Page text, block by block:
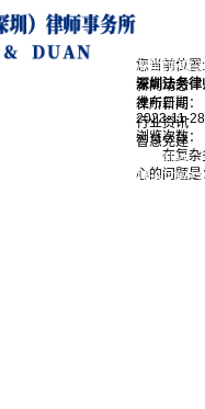
深圳段和段
新闻动态
律所新闻
行业资讯
智慧党建
业务领域
建设工程与
您当前位置:
深圳法务
发布日期：
2023-11-28
浏览次数：
在复杂
心的问题